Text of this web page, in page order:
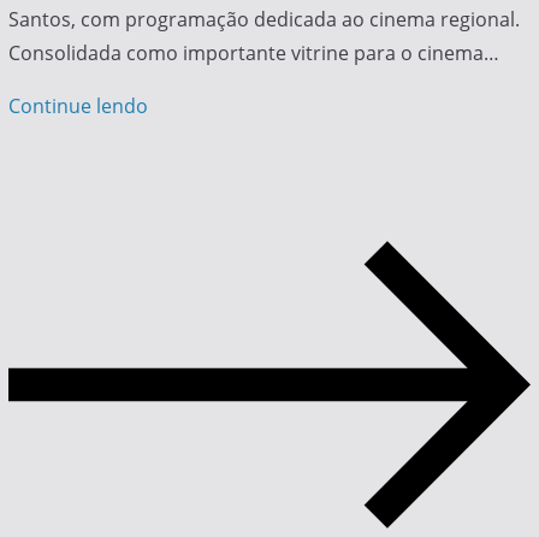
Santos, com programação dedicada ao cinema regional.
Consolidada como importante vitrine para o cinema…
Continue lendo